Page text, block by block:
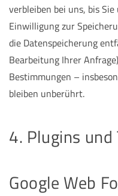
verbleiben bei uns, bis
Einwilligung zur
die Datenspeicherung
Bearbeitung Ihrer
Bestimmungen –
bleiben unberührt.
4. Plugins und
Google Web